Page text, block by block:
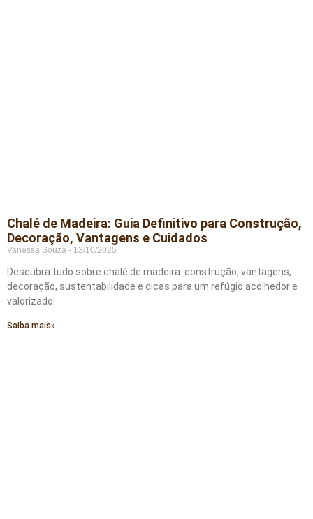
Chalé de Madeira: Guia Definitivo para Construção,
Decoração, Vantagens e Cuidados
Vanessa Souza 13/10/2025
Descubra tudo sobre chalé de madeira: construção, vantagens,
decoração, sustentabilidade e dicas para um refúgio acolhedor e
valorizado!
Saiba mais»